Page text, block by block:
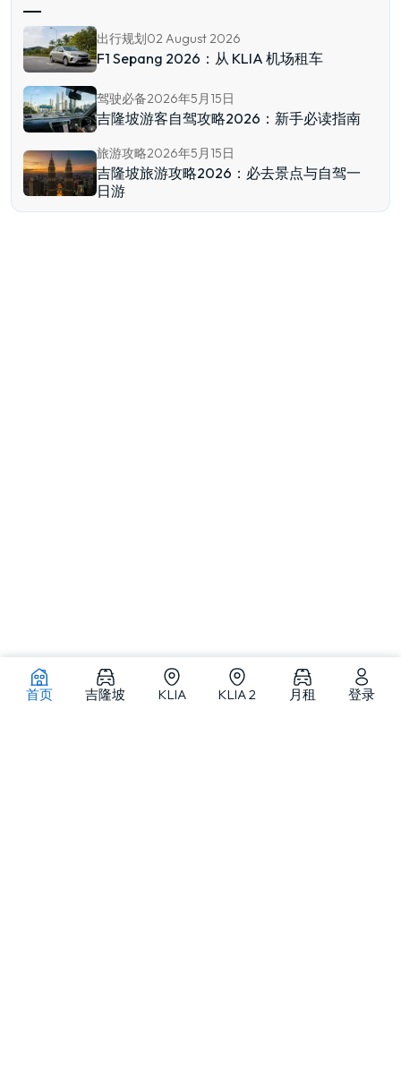
首页 吉隆坡 KLIA KLIA 2 月租 登录
出行规划02 August 2026
F1 Sepang 2026：从 KLIA 机场租车
驾驶必备2026年5月15日
吉隆坡游客自驾攻略2026：新手必读指南
旅游攻略2026年5月15日
吉隆坡旅游攻略2026：必去景点与自驾一
日游